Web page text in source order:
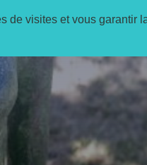
de visites et vous garantir
en ligne